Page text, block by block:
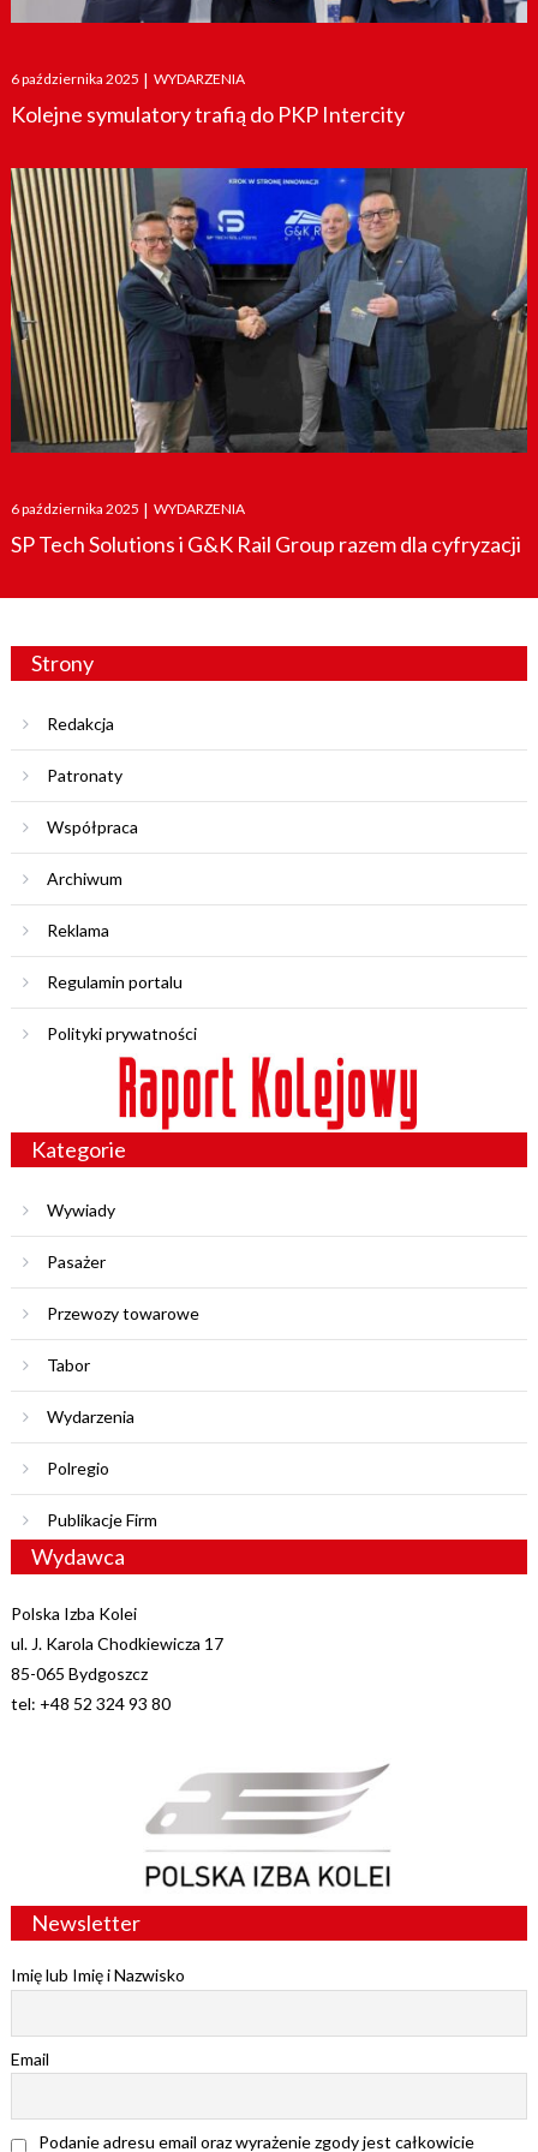
Posted
on
6 października 2025 | WYDARZENIA
Kolejne symulatory trafią do PKP Intercity
Posted
on
6 października 2025 | WYDARZENIA
SP Tech Solutions i G&K Rail Group razem dla cyfryzacji
Strony
Redakcja
Patronaty
Współpraca
Archiwum
Reklama
Regulamin portalu
Polityki prywatności
Kategorie
Wywiady
Pasażer
Przewozy towarowe
Tabor
Wydarzenia
Polregio
Publikacje Firm
Wydawca
Polska Izba Kolei
ul. J. Karola Chodkiewicza 17
85-065 Bydgoszcz
tel: +48 52 324 93 80
Newsletter
Imię lub Imię i Nazwisko
Email
Podanie adresu email oraz wyrażenie zgody jest całkowicie